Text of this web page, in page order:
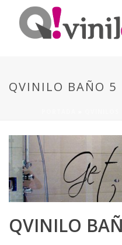
QVINILO BAÑO 5
QVINILO